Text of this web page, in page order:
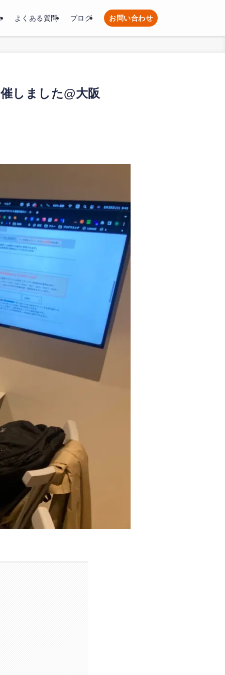
よくある質問 ブログ お問い合わせ
しました@大阪